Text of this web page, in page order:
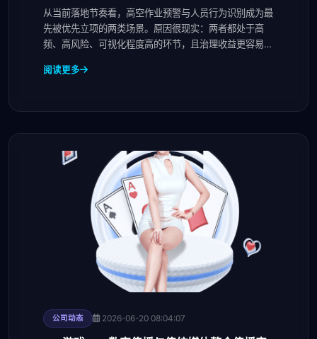
从当前落地节奏看，高空作业预警与人员行为识别成为最
先被优先立项的两类场景。原因很现实：两者都处于高
频、高风险、可视化程度高的环节，且治理收益更容易被
阅读更多
公司动态 2026-06-20 08:04:07